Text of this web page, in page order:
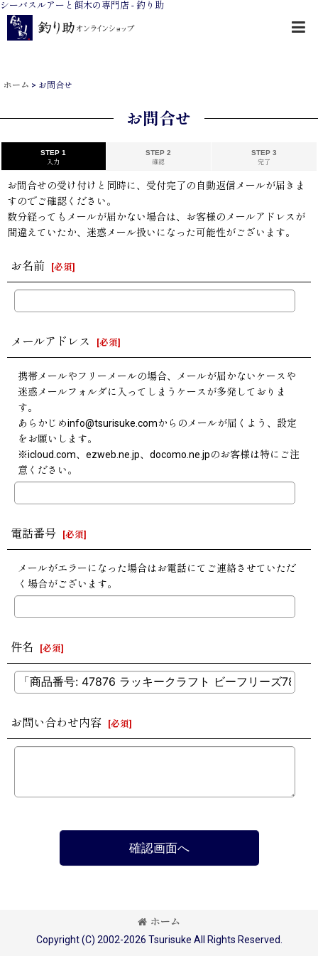
シーバスルアーと餌木の専門店 - 釣り助
ホーム > お問合せ
お問合せ
STEP 1
入力
STEP 2
確認
STEP 3
完了
お問合せの受け付けと同時に、受付完了の自動返信メールが届きま
すのでご確認ください。
数分経ってもメールが届かない場合は、お客様のメールアドレスが
間違えていたか、迷惑メール扱いになった可能性がございます。
お名前 [必須]
メールアドレス [必須]
携帯メールやフリーメールの場合、メールが届かないケースや
迷惑メールフォルダに入ってしまうケースが多発しておりま
す。
あらかじめinfo@tsurisuke.comからのメールが届くよう、設定
をお願いします。
※icloud.com、ezweb.ne.jp、docomo.ne.jpのお客様は特にご注
意ください。
電話番号 [必須]
メールがエラーになった場合はお電話にてご連絡させていただ
く場合がございます。
件名 [必須]
お問い合わせ内容 [必須]
確認画面へ
ホーム
Copyright (C) 2002-2026 Tsurisuke All Rights Reserved.